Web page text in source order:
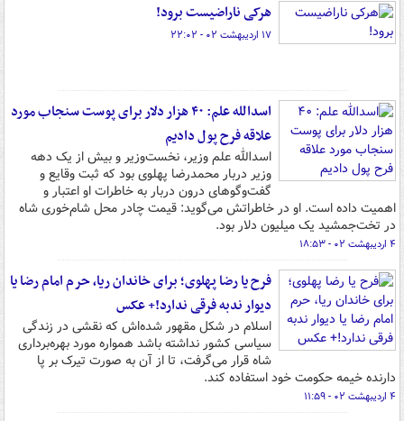
هرکی ناراضیست برود!
۱۷ اردیبهشت ۰۲ - ۲۲:۰۲
اسدالله علم: ۴۰ هزار دلار برای پوست سنجاب مورد
علاقه فرح پول دادیم
اسدالله علم وزیر، نخست‌وزیر و بیش از یک دهه
وزیر دربار محمدرضا پهلوی بود که ثبت وقایع و
گفت‌وگوهای درون دربار به خاطرات او اعتبار و
اهمیت داده است. او در خاطراتش می‌گوید: قیمت چادر محل شام‌خوری شاه
در تخت‌جمشید یک میلیون دلار بود.
۴ اردیبهشت ۰۲ - ۱۸:۵۳
فرح یا رضا پهلوی؛ برای خاندان ریا، حرم امام رضا یا
دیوار ندبه فرقی ندارد!+ عکس
اسلام در شکل مقهور شده‌اش که نقشی در زندگی
سیاسی کشور نداشته باشد همواره مورد بهره‌برداری
شاه قرار می‌گرفت، تا از آن به صورت تیرک بر پا
دارنده خیمه حکومت خود استفاده کند.
۴ اردیبهشت ۰۲ - ۱۱:۵۹